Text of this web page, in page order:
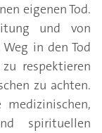
eigenen Tod.
und von
in den Tod
respektieren
zu achten.
spirituellen